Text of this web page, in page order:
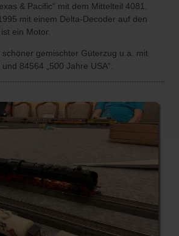
& Pacific“ mit dem Mittelteil 4081.
mit einem Delta-Decoder auf den
ein Motor.
schöner gemischter Güterzug u.a. mit
84564 „500 Jahre USA“.